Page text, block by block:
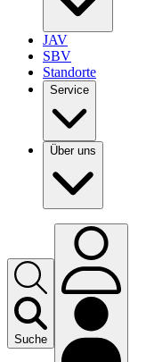
JAV
SBV
Standorte
Service
Über uns
Suche